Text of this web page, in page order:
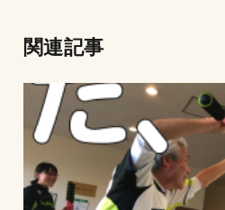
関連記事